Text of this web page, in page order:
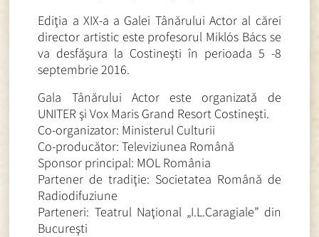
Ediţia a XIX-a a Galei Tânărului Actor al cărei
director artistic este profesorul Miklós Bács se
va desfăşura la Costineşti în perioada 5 -8
septembrie 2016.
Gala Tânărului Actor este organizată de
UNITER şi Vox Maris Grand Resort Costineşti.
Co-organizator: Ministerul Culturii
Co-producător: Televiziunea Română
Sponsor principal: MOL România
Partener de tradiţie: Societatea Română de
Radiodifuziune
Parteneri: Teatrul Naţional „I.L.Caragiale” din
Bucureşti